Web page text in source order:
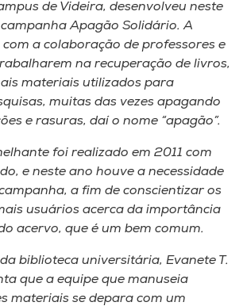
de Videira, desenvolveu neste
Apagão Solidário. A
a colaboração de professores e
na recuperação de livros,
materiais utilizados para
muitas das vezes apagando
e rasuras, daí o nome “apagão”.
foi realizado em 2011 com
e neste ano houve a necessidade
a fim de conscientizar os
usuários acerca da importância
acervo, que é um bem comum.
biblioteca universitária, Evanete T.
que a equipe que manuseia
materiais se depara com um